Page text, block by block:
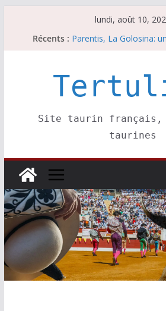
lundi, août 10,
Récents : Coup de foudre à
A Parentis, à part les
Les brèves du
Site taurin français,
taurines